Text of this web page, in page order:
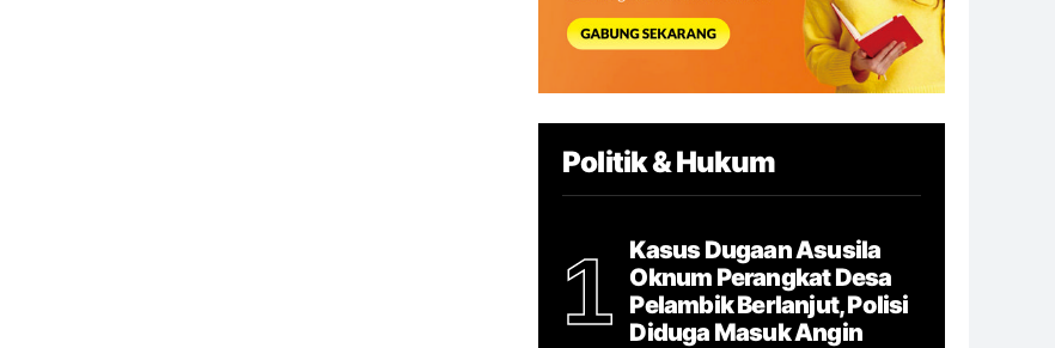
Politik & Hukum
1
Kasus Dugaan Asusila
Oknum Perangkat Desa
Pelambik Berlanjut, Polisi
Diduga Masuk Angin